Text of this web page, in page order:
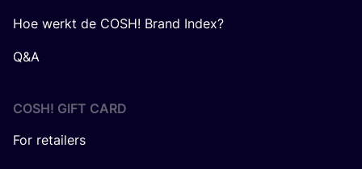
Hoe werkt de COSH! Brand Index?
Q&A
COSH! GIFT CARD
For retailers